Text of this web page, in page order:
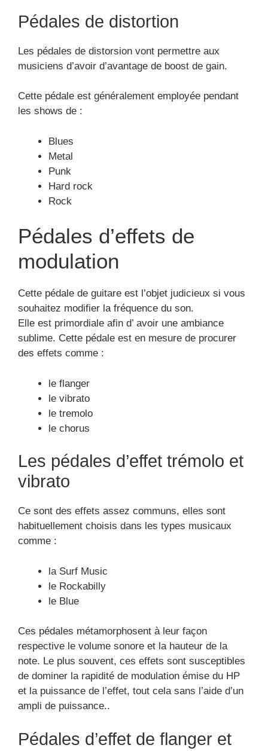
Pédales de distortion
Les pédales de distorsion vont permettre aux
musiciens d’avoir d’avantage de boost de gain.
Cette pédale est généralement employée pendant
les shows de :
Blues
Metal
Punk
Hard rock
Rock
Pédales d’effets de
modulation
Cette pédale de guitare est l’objet judicieux si vous
souhaitez modifier la fréquence du son.
Elle est primordiale afin d’ avoir une ambiance
sublime. Cette pédale est en mesure de procurer
des effets comme :
le flanger
le vibrato
le tremolo
le chorus
Les pédales d’effet trémolo et
vibrato
Ce sont des effets assez communs, elles sont
habituellement choisis dans les types musicaux
comme :
la Surf Music
le Rockabilly
le Blue
Ces pédales métamorphosent à leur façon
respective le volume sonore et la hauteur de la
note. Le plus souvent, ces effets sont susceptibles
de dominer la rapidité de modulation émise du HP
et la puissance de l’effet, tout cela sans l’aide d’un
ampli de puissance..
Pédales d’effet de flanger et